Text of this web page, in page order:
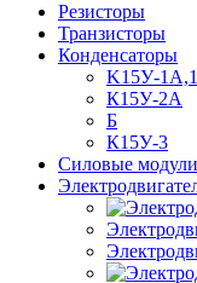
Резисторы
Транзисторы
Конденсаторы
K15У-
К15У-2А
Б
К15У-3
Силовые модули